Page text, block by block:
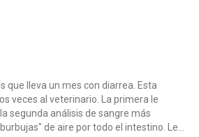
que lleva un mes con diarrea. Esta
veces al veterinario. La primera le
segunda análisis de sangre más
de aire por todo el intestino. Le...